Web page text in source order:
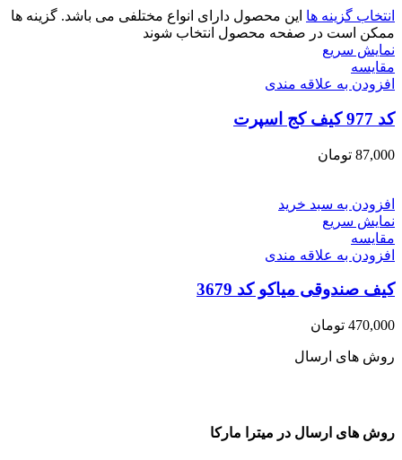
انتخاب گزینه ها این محصول دارای انواع مختلفی می باشد. گزینه ها
ممکن است در صفحه محصول انتخاب شوند
نمایش سریع
مقايسه
افزودن به علاقه مندی
کد 977 کیف کج اسپرت
87,000 تومان
افزودن به سبد خرید
نمایش سریع
مقايسه
افزودن به علاقه مندی
کیف صندوقی میاکو کد 3679
470,000 تومان
روش های ارسال
روش های ارسال در میترا مارکا